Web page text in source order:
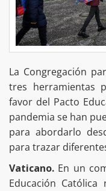
La Congregación
tres herramientas
favor del Pacto
pandemia se han
para abordarlo
para trazar
Vaticano. En un
Educación